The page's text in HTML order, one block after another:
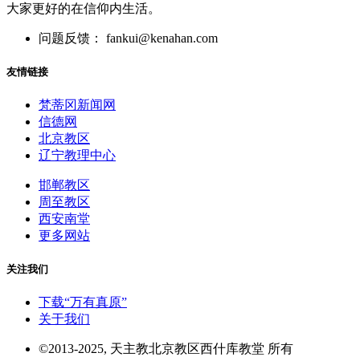
大家更好的在信仰内生活。
问题反馈： fankui@kenahan.com
友情链接
梵蒂冈新闻网
信德网
北京教区
辽宁教理中心
邯郸教区
周至教区
西安南堂
更多网站
关注我们
下载“万有真原”
关于我们
©2013-2025, 天主教北京教区西什库教堂 所有